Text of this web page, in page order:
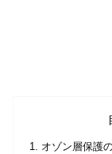
オゾン層保護